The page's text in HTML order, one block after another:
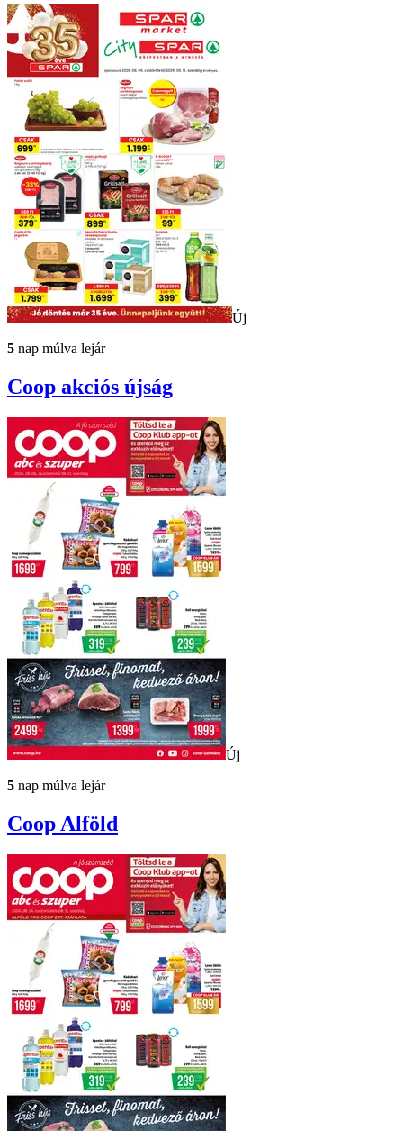
Új
5 nap múlva lejár
Coop akciós újság
Új
5 nap múlva lejár
Coop Alföld